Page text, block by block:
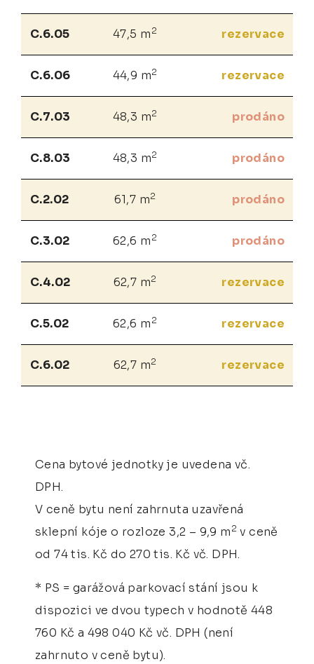
C.6.05 47,5 m 2 rezervace
C.6.06 44,9 m2 rezervace
C.7.03 48,3 m2 prodáno
C.8.03 48,3 m2 prodáno
C.2.02 61,7 m2 prodáno
C.3.02 62,6 m 2 prodáno
C.4.02 62,7 m2 rezervace
C.5.02 62,6 m 2 rezervace
C.6.02 62,7 m2 rezervace
Cena bytové jednotky je uvedena vč.
DPH.
V ceně bytu není zahrnuta uzavřená
sklepní kóje o rozloze 3,2 – 9,9 m 2 v ceně
od 74 tis. Kč do 270 tis. Kč vč. DPH.
* PS = garážová parkovací stání jsou k
dispozici ve dvou typech v hodnotě 448
760 Kč a 498 040 Kč vč. DPH (není
zahrnuto v ceně bytu).